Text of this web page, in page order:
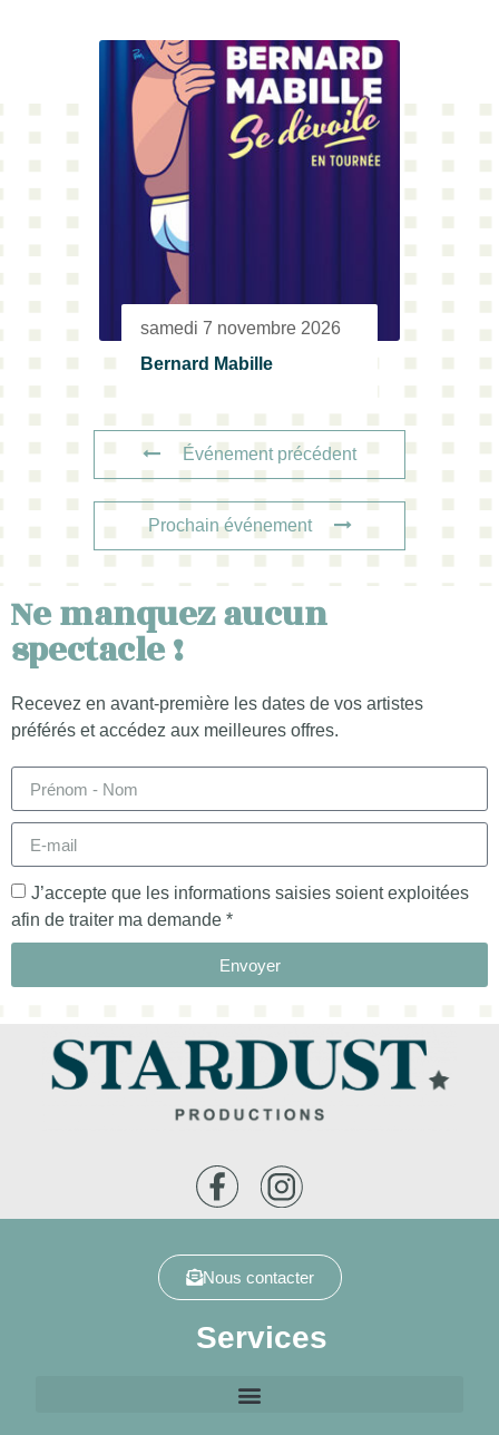
samedi 7 novembre 2026
Bernard Mabille
Événement précédent
Prochain événement
Ne manquez aucun
spectacle !
Recevez en avant-première les dates de vos artistes
préférés et accédez aux meilleures offres.
J’accepte que les informations saisies soient exploitées
afin de traiter ma demande *
Envoyer
Nous contacter
Services